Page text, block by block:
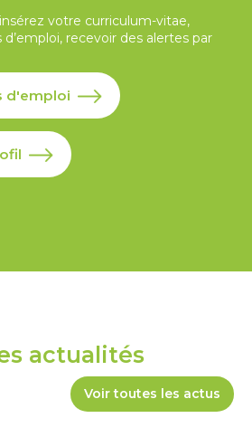
votre curriculum-vitae,
recevoir des alertes par
d'emploi
actualités
Voir toutes les actus